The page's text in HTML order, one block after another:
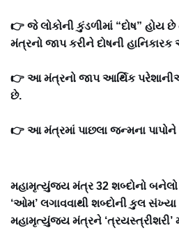
👉 જે લોકોની કુંડળીમાં “દોષ”
મંત્રનો જાપ કરીને દોષની
👉 આ મંત્રનો જાપ આર્થિક
છે.
👉 આ મંત્રમાં પાછલા જન્મના પાપોને
મહામૃત્યુંજય મંત્ર 32 શબ્દોનો
‘ઓમ’ લગાવવાથી શબ્દોની કુલ
મહામૃત્યુંજય મંત્રને